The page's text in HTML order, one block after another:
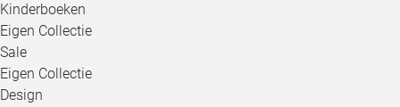
Kinderboeken
Eigen Collectie
Sale
Eigen Collectie
Design